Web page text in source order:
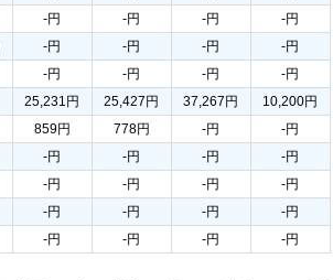
-円 -円 -円
-円
-円 -円 -円
-円
-円 -円 -円
-円
25,231円 25,427円 37,267円
10,200円
859円 778円 -円
-円
-円 -円 -円
-円
-円 -円 -円
-円
-円 -円 -円
-円
-円 -円 -円 -円